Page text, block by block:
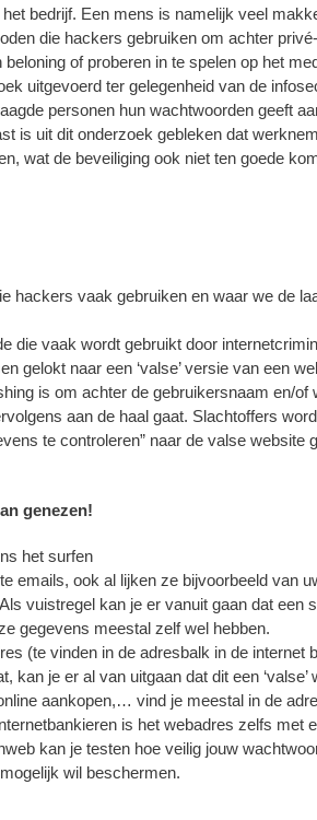
bedrijf. Een mens is namelijk veel
die hackers gebruiken om achter
beloning of proberen in te spelen op het
uitgevoerd ter gelegenheid van de
personen hun wachtwoorden geeft
is uit dit onderzoek gebleken dat
wat de beveiliging ook niet ten goede
hackers vaak gebruiken en waar we de
die vaak wordt gebruikt door
gelokt naar een ‘valse’ versie van een
is om achter de gebruikersnaam en/
aan de haal gaat. Slachtoffers
te controleren” naar de valse website
genezen!
het surfen
emails, ook al lijken ze bijvoorbeeld van
vuistregel kan je er vanuit gaan dat
gegevens meestal zelf wel hebben.
(te vinden in de adresbalk in de internet
kan je er al van uitgaan dat dit een ‘valse’
aankopen,… vind je meestal in de
is het webadres zelfs met
kan je testen hoe veilig jouw
wil beschermen.